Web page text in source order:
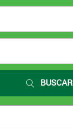
BUSCAR